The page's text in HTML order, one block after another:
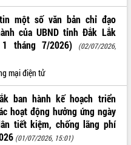
một số văn bản chỉ đạo
của UBND tỉnh Đắk Lắk
1 tháng 7/2026)
(02/07/2026,
mại điện tử
ban hành kế hoạch triển
hoạt động hưởng ứng ngày
tiết kiệm, chống lãng phí
(01/07/2026, 15:01)